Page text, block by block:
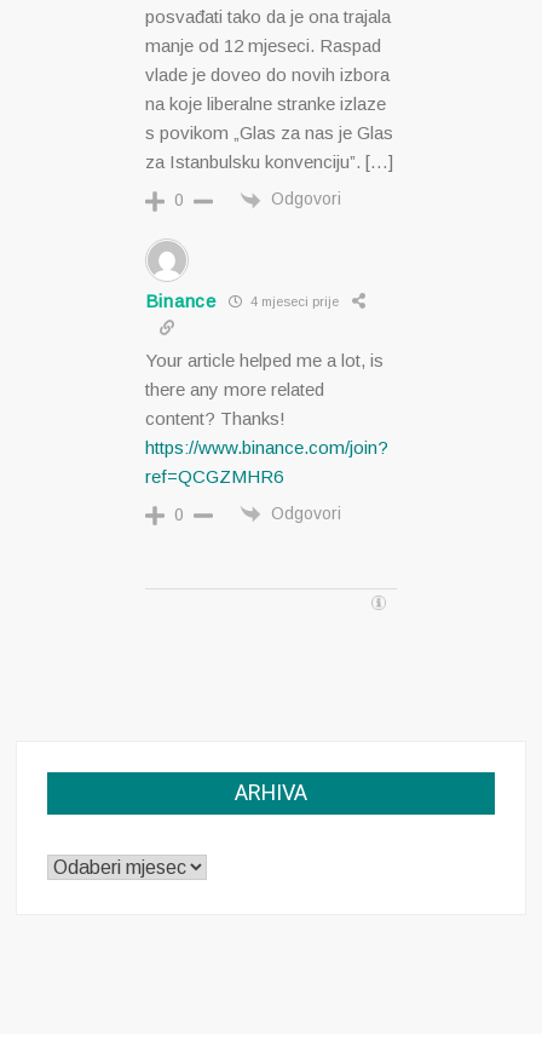
posvađati tako da je ona trajala
manje od 12 mjeseci. Raspad
vlade je doveo do novih izbora
na koje liberalne stranke izlaze
s povikom „Glas za nas je Glas
za Istanbulsku konvenciju”. […]
0 Odgovori
Binance 4 mjeseci prije
Your article helped me a lot, is
there any more related
content? Thanks!
https://www.binance.com/join?
ref=QCGZMHR6
0 Odgovori
ARHIVA
ARHIVA